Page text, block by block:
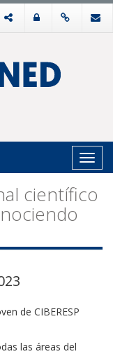
científico
de CIBERESP
las áreas del